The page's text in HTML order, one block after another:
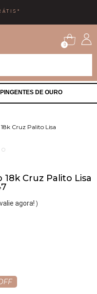
10X SEM JUROS
0
PINGENTES DE OURO
Cruz Palito Lisa
agora! )